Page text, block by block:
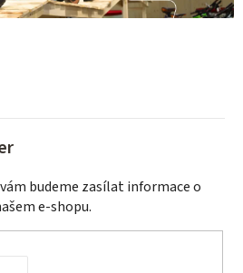
budeme zasílat informace o
e-shopu.